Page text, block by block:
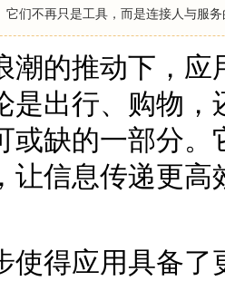
它们不再只是工具，而是连接人与服
的推动下，应
是出行、购物
或缺的一部分
让信息传递更
得应用具备了